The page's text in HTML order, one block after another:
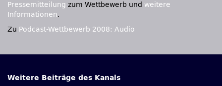
Pressemitteilung zum Wettbewerb und weitere
Informationen.
Zu Podcast-Wettbewerb 2008: Audio
Weitere Beiträge des Kanals